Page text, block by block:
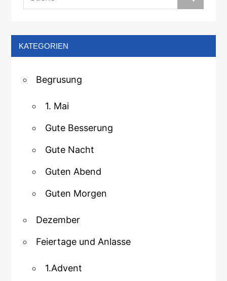
KATEGORIEN
Begrusung
1. Mai
Gute Besserung
Gute Nacht
Guten Abend
Guten Morgen
Dezember
Feiertage und Anlasse
1.Advent